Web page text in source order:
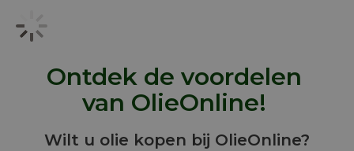
Ontdek de voordelen
van OlieOnline!
Wilt u olie kopen bij OlieOnline?